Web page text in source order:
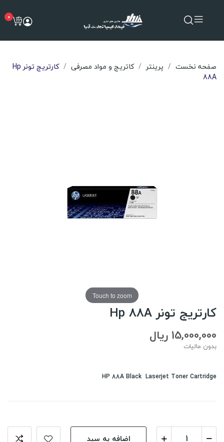
0
صفحه نخست پرینتر کاتریج و مواد مصرفی
کارتریج تونر Hp
88A
Touch to zoom
کارتریج تونر Hp 88A
15,000,000 ریال
بدون مالیات
HP 88A Black Laserjet Toner Cartridge
اضافه به سبد